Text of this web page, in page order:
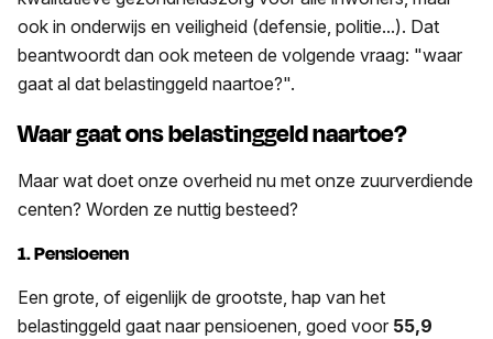
ook in onderwijs en veiligheid (defensie, politie...). Dat
beantwoordt dan ook meteen de volgende vraag: "waar
gaat al dat belastinggeld naartoe?".
Waar gaat ons belastinggeld naartoe?
Maar wat doet onze overheid nu met onze zuurverdiende
centen? Worden ze nuttig besteed?
1.Pensioenen
Een grote, of eigenlijk de grootste, hap van het
belastinggeld gaat naar pensioenen, goed voor 55,9